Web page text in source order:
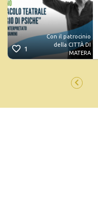
1
Con il patrocinio
della CITTÀ DI
MATERA